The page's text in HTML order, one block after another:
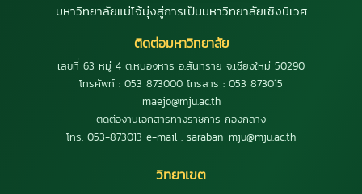
มหาวิทยาลัยแม่โจ้มุ่งสู่การเป็นมหาวิทยาลัยเชิงนิเวศ
ติดต่อมหาวิทยาลัย
เลขที่ 63 หมู่ 4 ต.หนองหาร อ.สันทราย จ.เชียงใหม่ 50290
โทรศัพท์ : 053 873000 โทรสาร : 053 873015
maejo@mju.ac.th
ติดต่องานเอกสารทางราชการ กองกลาง
โทร. 053-873013 e-mail : saraban_mju@mju.ac.th
วิทยาเขต